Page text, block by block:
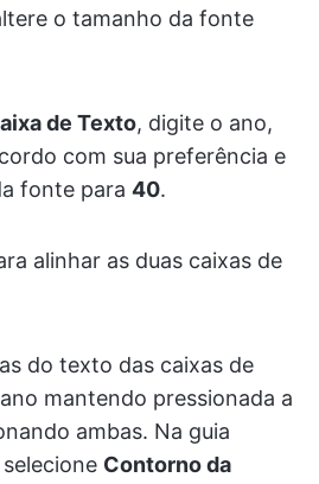
o tamanho da fonte
de Texto, digite o ano,
com sua preferência e
fonte para 40.
alinhar as duas caixas de
do texto das caixas de
mantendo pressionada a
ambas. Na guia
selecione Contorno da